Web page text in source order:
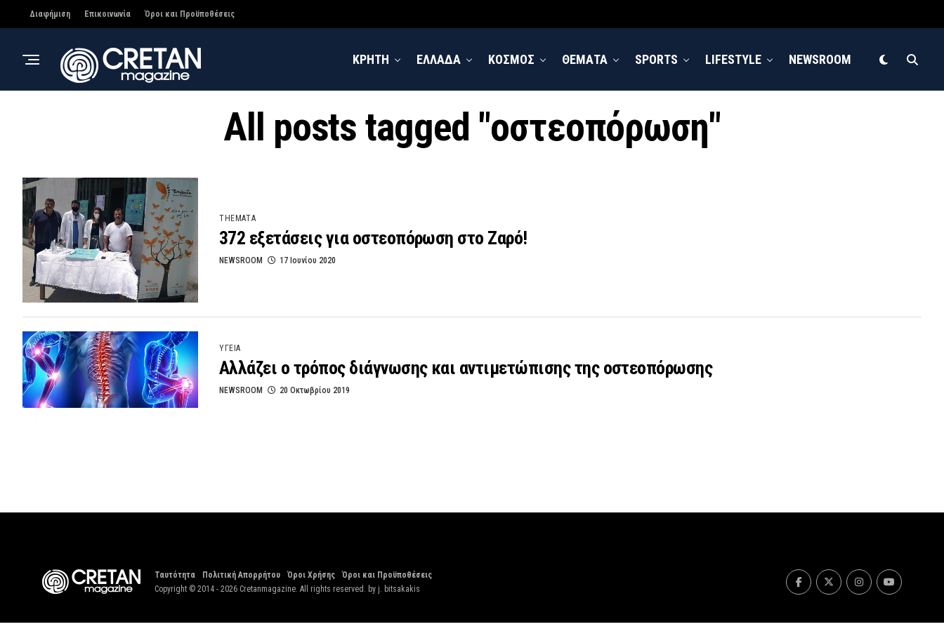
Διαφήμιση Επικοινωνία Όροι και Προϋποθέσεις
ΚΡΗΤΗ ΕΛΛΑΔΑ ΚΟΣΜΟΣ ΘΕΜΑΤΑ SPORTS LIFESTYLE NEWSROOM
All posts tagged "οστεοπόρωση"
THEMATA
372 εξετάσεις για οστεοπόρωση στο Ζαρό!
NEWSROOM 17 Ιουνίου 2020
ΥΓΕΙΑ
Αλλάζει ο τρόπος διάγνωσης και αντιμετώπισης της οστεοπόρωσης
NEWSROOM 20 Οκτωβρίου 2019
Ταυτότητα Πολιτική Απορρήτου Όροι Χρήσης
Όροι και Προϋποθέσεις
Copyright © 2014 - 2026 Cretanmagazine. All rights reserved. by j. bitsakakis